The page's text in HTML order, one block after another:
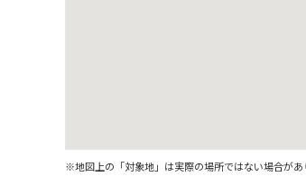
※地図上の「対象地」は実際の場所ではない場合があ